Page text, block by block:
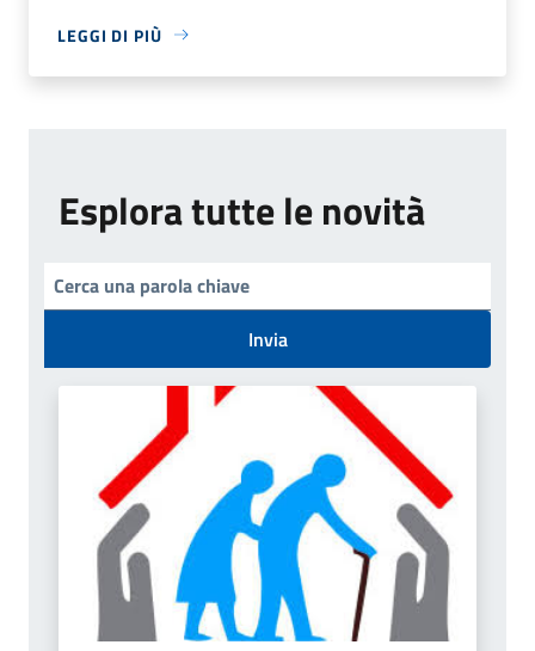
LEGGI DI PIÙ
Esplora tutte le novità
Invia